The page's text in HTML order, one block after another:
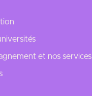
et nos services